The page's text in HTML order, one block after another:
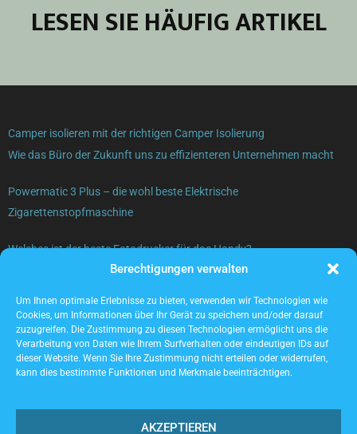
Berechtigungen verwalten
Um Ihnen optimale Erlebnisse zu bieten, verwenden wir Technologien wie
Cookies, um Informationen über Ihr Gerät zu speichern und/oder darauf
zuzugreifen. Die Zustimmung zu diesen Technologien ermöglicht uns die
Verarbeitung von Daten wie Ihrem Surfverhalten oder eindeutigen IDs auf
dieser Website. Wenn Sie Ihre Zustimmung nicht erteilen oder widerrufen,
kann dies bestimmte Funktionen und Merkmale beeinträchtigen.
AKZEPTIEREN
LESEN SIE HÄUFIG ARTIKEL
Camper isolieren mit der richtigen Camper Isolierung
Wie das Büro der Zukunft uns zu effizienteren Unternehmen macht
Powermatic 3 Plus – die wohl beste Elektrische
Zigarettenstopfmaschine
Welches ist der beste Fotodrucker für das Handy?